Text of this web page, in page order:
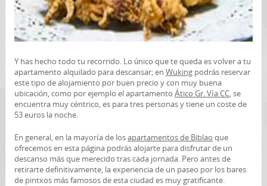
Y has hecho todo tu recorrido. Lo único que te queda es volver a tu
apartamento alquilado para descansar; en Wukingpodrás reservar
este tipo de alojamiento por buen precio y con muy buena
ubicación, como por ejemplo el apartamento Ático Gr. Vía CC, se
encuentra muy céntrico, es para tres personas y tiene un coste de
53 euros la noche.
En general, en la mayoría de losapartamentos de Biblao que
ofrecemos en esta página podrás alojarte para disfrutar de un
descanso más que merecido tras cada jornada. Pero antes de
retirarte definitivamente, la experiencia de un paseo por los bares
de pintxos más famosos de esta ciudad es muy gratificante.